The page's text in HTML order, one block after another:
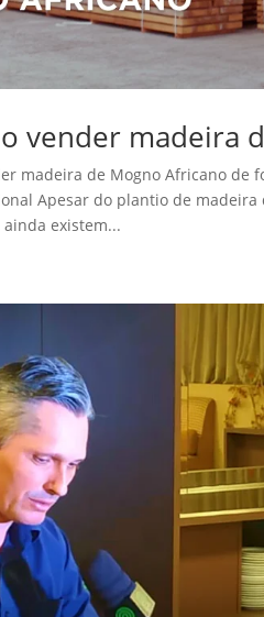
vender madeira
madeira de Mogno Africano
Apesar do plantio de
existem...